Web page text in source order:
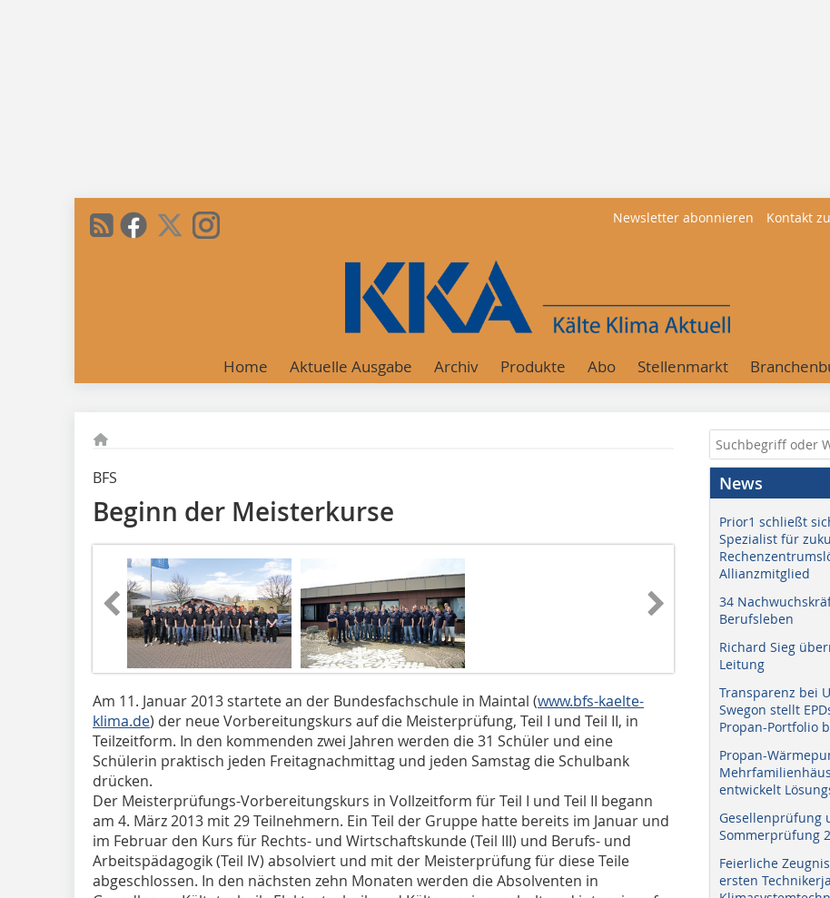
Newsletter abonnieren Kontakt
Home Aktuelle Ausgabe Archiv Produkte Abo Stellenmarkt
BFS
Beginn der Meisterkurse
Am 11. Januar 2013 startete an der Bundesfachschule in Maintal (www.bfs-kaelte-
klima.de) der neue Vorbereitungskurs auf die Meisterprüfung, Teil I und Teil II, in
Teilzeitform. In den kommenden zwei Jahren werden die 31 Schüler und eine
Schülerin praktisch jeden Freitagnachmittag und jeden Samstag die Schulbank
drücken.
Der Meisterprüfungs-Vorbereitungskurs in Vollzeitform für Teil I und Teil II begann
am 4. März 2013 mit 29 Teilnehmern. Ein Teil der Gruppe hatte bereits im Januar und
im Februar den Kurs für Rechts- und Wirtschaftskunde (Teil III) und Berufs- und
Arbeitspädagogik (Teil IV) absolviert und mit der Meisterprüfung für diese Teile
abgeschlossen. In den nächsten zehn Monaten werden die Absolventen in
News
Prior1 schließt
Spezialist für
Allianzmitglied
34
Berufsleben
Richard Sieg
Leitung
Transparenz bei
Swegon stellt
Propan-Portfolio
Propan-
entwickelt
Gesellenprüfung
Sommerprüfung
Feierliche
ersten